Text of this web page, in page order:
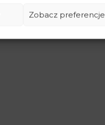
Zobacz preferencje